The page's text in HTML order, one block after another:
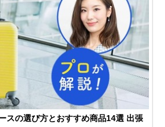
スの選び方とおすすめ商品14選 出張